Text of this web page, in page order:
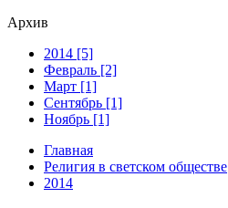
Архив
2014 [5]
Февраль [2]
Март [1]
Сентябрь [1]
Ноябрь [1]
Главная
Религия в светском обществе
2014